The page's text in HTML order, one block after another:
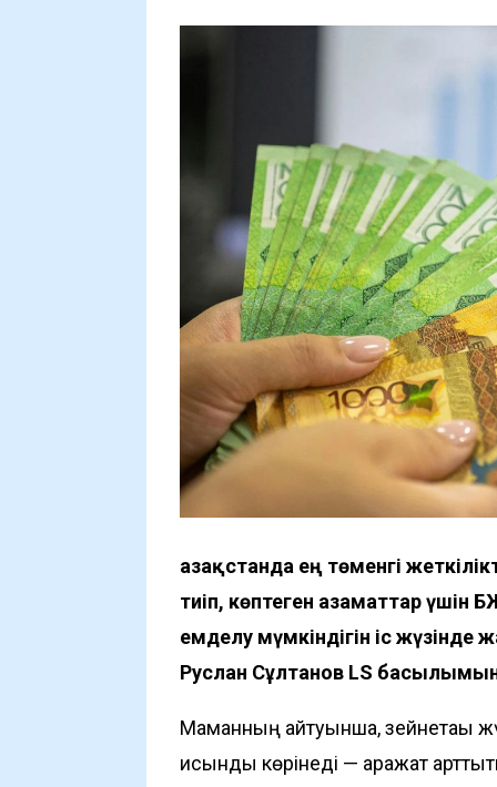
Қазақстанда ең төменгі
тиіп, көптеген азаматтар үшін
емделу мүмкіндігін іс жүзінде
Руслан Сұлтанов LS
Маманның айтуынша, зейнетақы
қисынды көрінеді — қаражат